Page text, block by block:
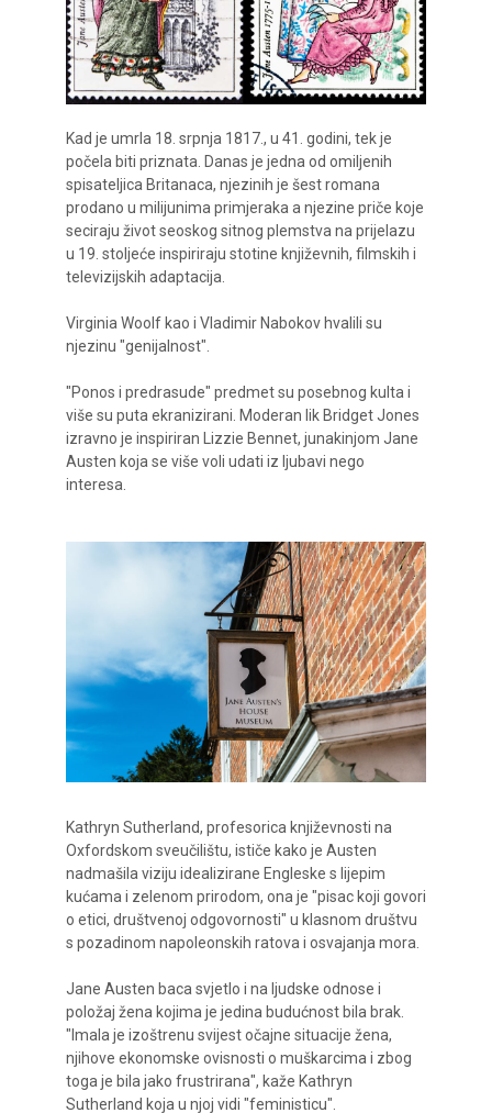
Kad je umrla 18. srpnja 1817., u 41. godini, tek je
počela biti priznata. Danas je jedna od omiljenih
spisateljica Britanaca, njezinih je šest romana
prodano u milijunima primjeraka a njezine priče koje
seciraju život seoskog sitnog plemstva na prijelazu
u 19. stoljeće inspiriraju stotine književnih, filmskih i
televizijskih adaptacija.
Virginia Woolf kao i Vladimir Nabokov hvalili su
njezinu "genijalnost".
"Ponos i predrasude" predmet su posebnog kulta i
više su puta ekranizirani. Moderan lik Bridget Jones
izravno je inspiriran Lizzie Bennet, junakinjom Jane
Austen koja se više voli udati iz ljubavi nego
interesa.
Kathryn Sutherland, profesorica književnosti na
Oxfordskom sveučilištu, ističe kako je Austen
nadmašila viziju idealizirane Engleske s lijepim
kućama i zelenom prirodom, ona je "pisac koji govori
o etici, društvenoj odgovornosti" u klasnom društvu
s pozadinom napoleonskih ratova i osvajanja mora.
Jane Austen baca svjetlo i na ljudske odnose i
položaj žena kojima je jedina budućnost bila brak.
"Imala je izoštrenu svijest očajne situacije žena,
njihove ekonomske ovisnosti o muškarcima i zbog
toga je bila jako frustrirana", kaže Kathryn
Sutherland koja u njoj vidi "feministicu".